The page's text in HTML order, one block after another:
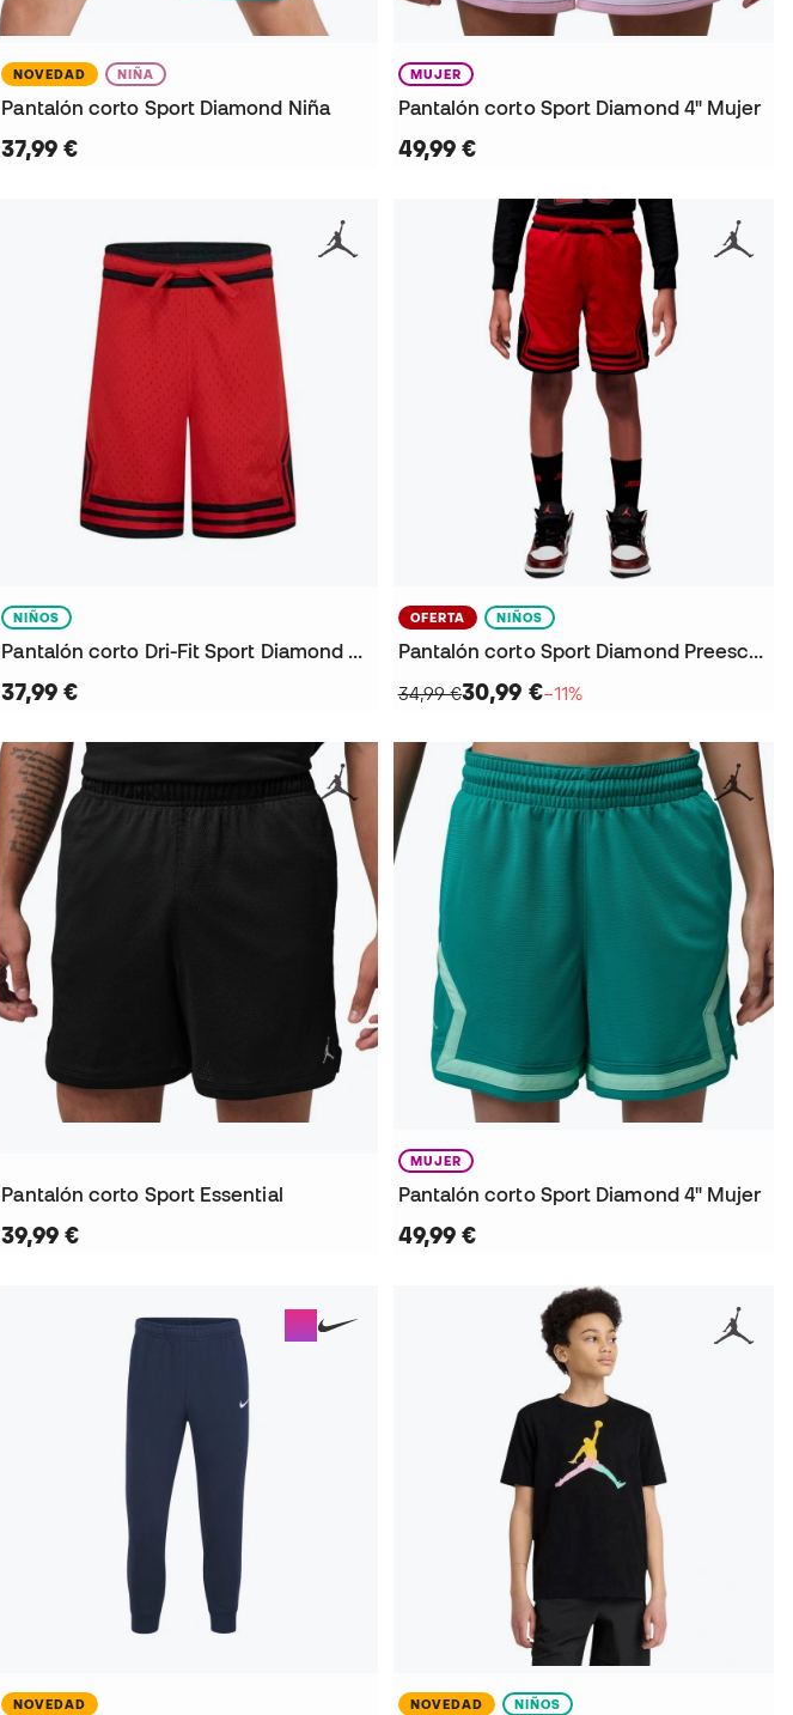
NOVEDAD NIÑA
Pantalón corto Sport Diamond Niña
37,99 €
MUJER
Pantalón corto Sport Diamond 4" Mujer
49,99 €
NIÑOS
Pantalón corto Dri-Fit Sport Diamond Niño
37,99 €
OFERTA NIÑOS
Pantalón corto Sport Diamond Preescolar
34,99 €30,99 €−11%
Pantalón corto Sport Essential
39,99 €
MUJER
Pantalón corto Sport Diamond 4" Mujer
49,99 €
NOVEDAD NOVEDAD NIÑOS